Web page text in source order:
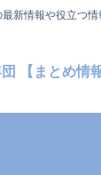
新情報や役立つ情
【まとめ情